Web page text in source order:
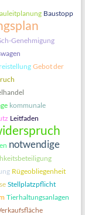
Baustopp
Genehmigung
Gebot der
kommunale
Leitfaden
notwendige
Rügeobliegenheit
Stellplatzpflicht
Tierhaltungsanlagen